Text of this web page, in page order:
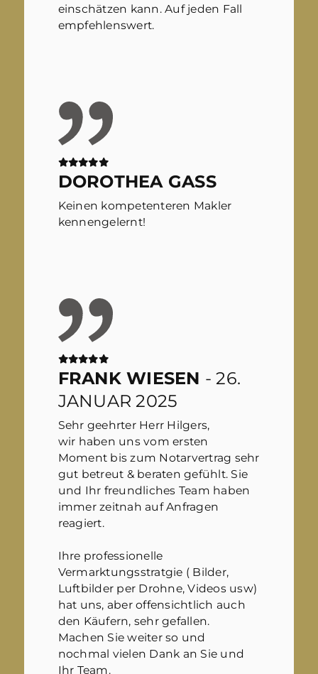
einschätzen kann. Auf jeden Fall
empfehlenswert.
DOROTHEA GASS
Keinen kompetenteren Makler
kennengelernt!
FRANK WIESEN - 26.
JANUAR 2025
Sehr geehrter Herr Hilgers,
wir haben uns vom ersten
Moment bis zum Notarvertrag sehr
gut betreut & beraten gefühlt. Sie
und Ihr freundliches Team haben
immer zeitnah auf Anfragen
reagiert.
Ihre professionelle
Vermarktungsstratgie ( Bilder,
Luftbilder per Drohne, Videos usw)
hat uns, aber offensichtlich auch
den Käufern, sehr gefallen.
Machen Sie weiter so und
nochmal vielen Dank an Sie und
Ihr Team.